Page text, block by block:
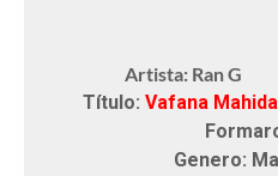
Artista: Ran G
Título: Vafana
Genero: